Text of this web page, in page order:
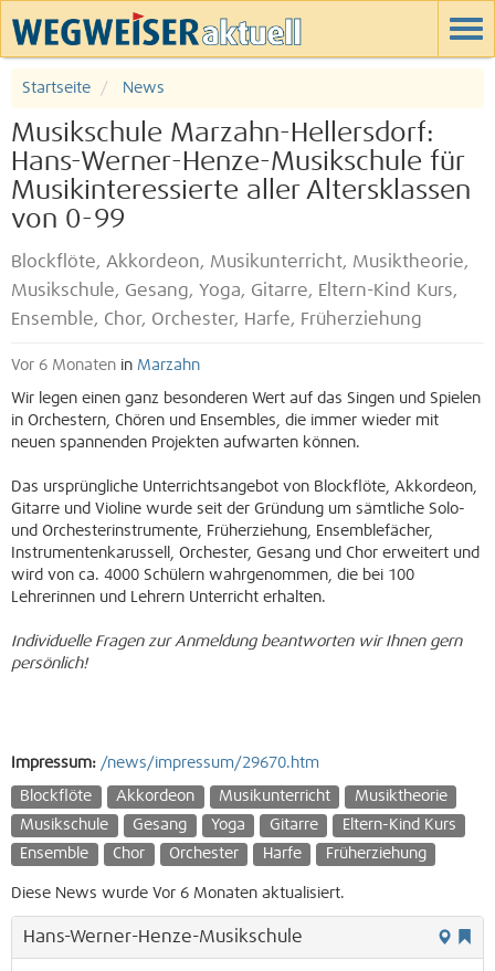
Startseite News
Musikschule Marzahn-Hellersdorf:
Hans-Werner-Henze-Musikschule für
Musikinteressierte aller Altersklassen
von 0-99
Blockflöte, Akkordeon, Musikunterricht, Musiktheorie,
Musikschule, Gesang, Yoga, Gitarre, Eltern-Kind Kurs,
Ensemble, Chor, Orchester, Harfe, Früherziehung
Vor 6 Monaten in Marzahn
Wir legen einen ganz besonderen Wert auf das Singen und Spielen
in Orchestern, Chören und Ensembles, die immer wieder mit
neuen spannenden Projekten aufwarten können.
Das ursprüngliche Unterrichtsangebot von Blockflöte, Akkordeon,
Gitarre und Violine wurde seit der Gründung um sämtliche Solo-
und Orchesterinstrumente, Früherziehung, Ensemblefächer,
Instrumentenkarussell, Orchester, Gesang und Chor erweitert und
wird von ca. 4000 Schülern wahrgenommen, die bei 100
Lehrerinnen und Lehrern Unterricht erhalten.
Individuelle Fragen zur Anmeldung beantworten wir Ihnen gern
persönlich!
Impressum: /news/impressum/29670.htm
Blockflöte Akkordeon Musikunterricht
Musiktheorie
Musikschule
Gesang Yoga Gitarre
Eltern-Kind Kurs
Ensemble
Chor Orchester Harfe Früherziehung
Diese News wurde Vor 6 Monaten aktualisiert.
Hans-Werner-Henze-Musikschule